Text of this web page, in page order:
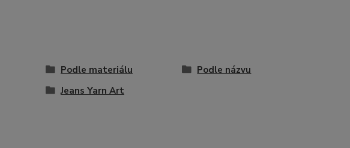
Podle materiálu
Podle názvu
Jeans Yarn Art